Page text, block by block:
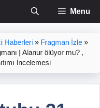
Menu
Haberleri » Fragman İzle »
| Alanur ölüyor mu? ,
İncelemesi